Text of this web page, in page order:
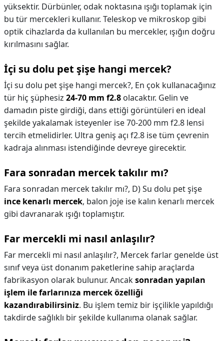
yüksektir. Dürbünler, odak noktasına ışığı toplamak için
bu tür mercekleri kullanır. Teleskop ve mikroskop gibi
optik cihazlarda da kullanılan bu mercekler, ışığın doğru
kırılmasını sağlar.
İçi su dolu pet şişe hangi mercek?
İçi su dolu pet şişe hangi mercek?, En çok kullanacağınız
tür hiç şüphesiz 24-70 mm f2.8 olacaktır. Gelin ve
damadın piste girdiği, dans ettiği görüntüleri en ideal
şekilde yakalamak isteyenler ise 70-200 mm f2.8 lensi
tercih etmelidirler. Ultra geniş açı f2.8 ise tüm çevrenin
kadraja alınması istendiğinde devreye girecektir.
Fara sonradan mercek takılır mı?
Fara sonradan mercek takılır mı?, D) Su dolu pet şişe
ince kenarlı mercek, balon joje ise kalın kenarlı mercek
gibi davranarak ışığı toplamıştır.
Far mercekli mi nasıl anlaşılır?
Far mercekli mi nasıl anlaşılır?, Mercek farlar genelde üst
sınıf veya üst donanım paketlerine sahip araçlarda
fabrikasyon olarak bulunur. Ancaksonradan yapılan
işlem ile farlarınıza mercek özelliği
kazandırabilirsiniz. Bu işlem temiz bir işçilikle yapıldığı
takdirde sağlıklı bir şekilde kullanıma olanak sağlar.